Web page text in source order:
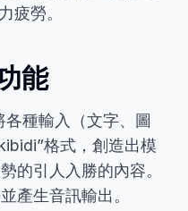
疲勞。
能
種輸入（文字、圖
格式，創造出模
的引人入勝的內容。
產生音訊輸出。